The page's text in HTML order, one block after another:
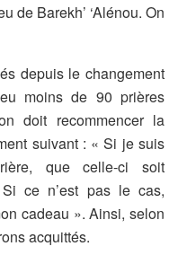
de Barekh’ ‘Alénou. On
depuis le changement
moins de 90 prières
doit recommencer la
suivant : « Si je suis
que celle-ci soit
ce n’est pas le cas,
cadeau ». Ainsi, selon
acquittés.